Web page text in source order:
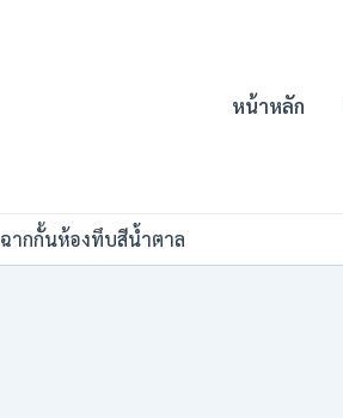
หน้าหลัก
ฉากกั้นห้องทึบสีน้ำตาล